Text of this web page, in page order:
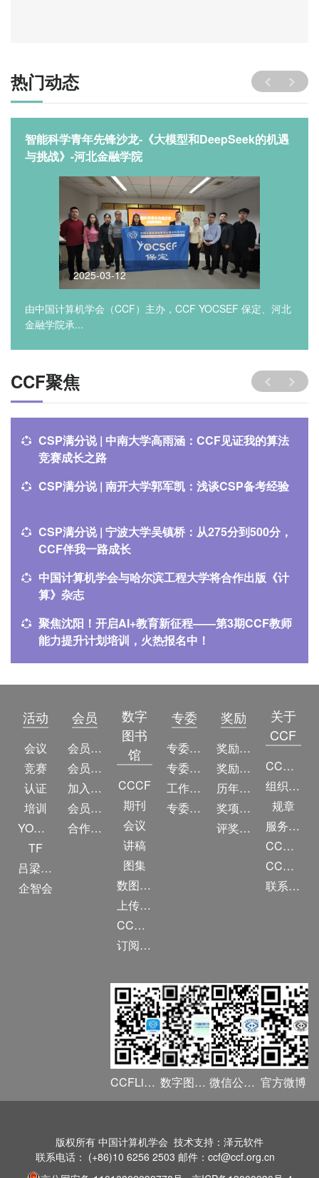
热门动态
智能科学青年先锋沙龙-《大模型和DeepSeek的机遇
与挑战》-河北金融学院
2025-03-12
由中国计算机学会（CCF）主办，CCF YOCSEF 保定、河北
金融学院承...
CCF聚焦
CSP满分说 | 中南大学高雨涵：CCF见证我的算法
竞赛成长之路
CSP满分说 | 南开大学郭军凯：浅谈CSP备考经验
CSP满分说 | 宁波大学吴镇桥：从275分到500分，
CCF伴我一路成长
中国计算机学会与哈尔滨工程大学将合作出版《计
算》杂志
聚焦沈阳！开启AI+教育新征程——第3期CCF教师
能力提升计划培训，火热报名中！
活动
会议
竞赛
认证
培训
YOCSEF
TF
吕梁振兴
企智会
会员
会员简介
会员权益
加入CCF
会员交费
合作伙伴
数字
图书
馆
CCCF
期刊
会议
讲稿
图集
数图编审委员会
上传/发布作品
CCF DL Focus
订阅《计算》
专委
专委简介
专委条例
工作问答
专委名单
奖励
奖励动态
奖励目录
历年获奖名单
奖项推荐
评奖条例
关于
CCF
CCF简介
组织机构
规章
服务项目
CCF大事记
CCF创建60周年
联系我们
CCFLink APP 数字图书馆 微信公众号 官方微博
版权所有 中国计算机学会 技术支持：泽元软件
联系电话： (+86)10 6256 2503 邮件：ccf@ccf.org.cn